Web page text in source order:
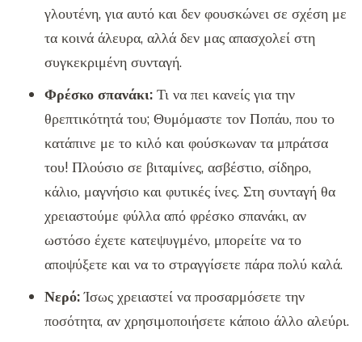
γλουτένη, για αυτό και δεν φουσκώνει σε σχέση με
τα κοινά άλευρα, αλλά δεν μας απασχολεί στη
συγκεκριμένη συνταγή.
Φρέσκο σπανάκι: Τι να πει κανείς για την
θρεπτικότητά του; Θυμόμαστε τον Ποπάυ, που το
κατάπινε με το κιλό και φούσκωναν τα μπράτσα
του! Πλούσιο σε βιταμίνες, ασβέστιο, σίδηρο,
κάλιο, μαγνήσιο και φυτικές ίνες. Στη συνταγή θα
χρειαστούμε φύλλα από φρέσκο σπανάκι, αν
ωστόσο έχετε κατεψυγμένο, μπορείτε να το
αποψύξετε και να το στραγγίσετε πάρα πολύ καλά.
Νερό:Ίσως χρειαστεί να προσαρμόσετε την
ποσότητα, αν χρησιμοποιήσετε κάποιο άλλο αλεύρι.